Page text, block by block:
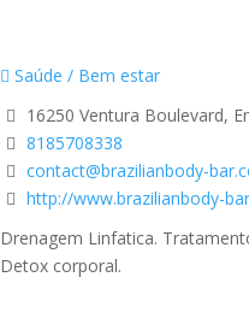
Saúde / Bem estar
16250 Ventura Boulevard,
8185708338
contact@brazilianbody-
http://www.brazilianbody-
Drenagem Linfatica.
Detox corporal.